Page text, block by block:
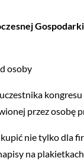
osoby
przez osobę
nie tylko dla
na